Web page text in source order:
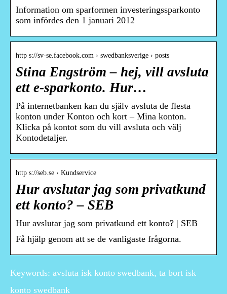
Information om sparformen investeringssparkonto
som infördes den 1 januari 2012
http s://sv-se.facebook.com › swedbanksverige › posts
Stina Engström – hej, vill avsluta
ett e-sparkonto. Hur…
På internetbanken kan du själv avsluta de flesta
konton under Konton och kort – Mina konton.
Klicka på kontot som du vill avsluta och välj
Kontodetaljer.
http s://seb.se › Kundservice
Hur avslutar jag som privatkund
ett konto? – SEB
Hur avslutar jag som privatkund ett konto? | SEB
Få hjälp genom att se de vanligaste frågorna.
Keywords: avsluta isk konto swedbank, ta bort isk
konto swedbank